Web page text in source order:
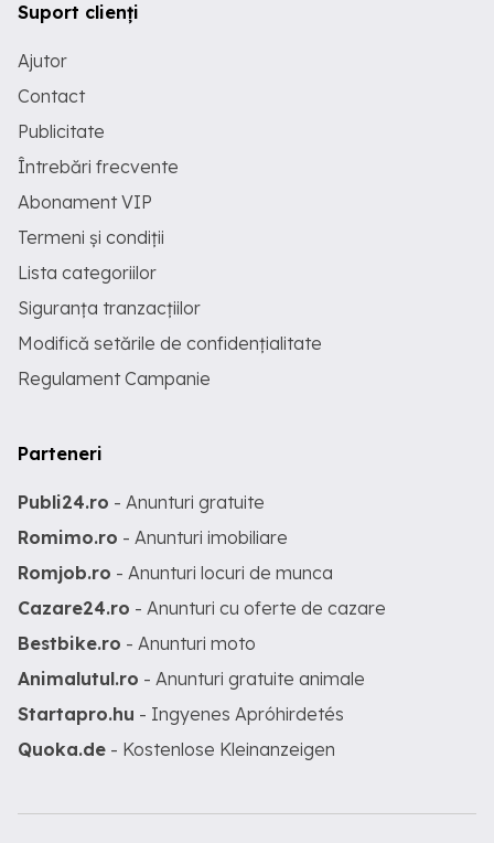
Suport clienți
Ajutor
Contact
Publicitate
Întrebări frecvente
Abonament VIP
Termeni și condiții
Lista categoriilor
Siguranța tranzacțiilor
Modifică setările de confidențialitate
Regulament Campanie
Parteneri
Publi24.ro - Anunturi gratuite
Romimo.ro - Anunturi imobiliare
Romjob.ro - Anunturi locuri de munca
Cazare24.ro - Anunturi cu oferte de cazare
Bestbike.ro - Anunturi moto
Animalutul.ro - Anunturi gratuite animale
Startapro.hu - Ingyenes Apróhirdetés
Quoka.de - Kostenlose Kleinanzeigen